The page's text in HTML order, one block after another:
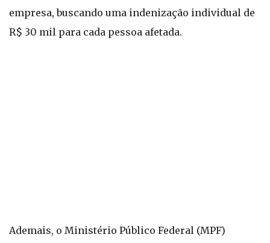
empresa, buscando uma indenização individual de
R$ 30 mil para cada pessoa afetada.
Ademais, o Ministério Público Federal (MPF)